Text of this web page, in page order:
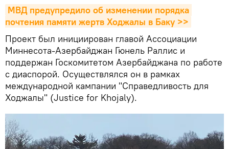
МВД предупредило об изменении порядка
почтения памяти жертв Ходжалы в Баку >>
Проект был инициирован главой Ассоциации
Миннесота-Азербайджан Гюнель Раллис и
поддержан Госкомитетом Азербайджана по работе
с диаспорой. Осуществлялся он в рамках
международной кампании "Справедливость для
Ходжалы" (Justice for Khojalу).